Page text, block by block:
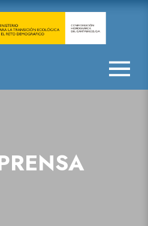
prensa